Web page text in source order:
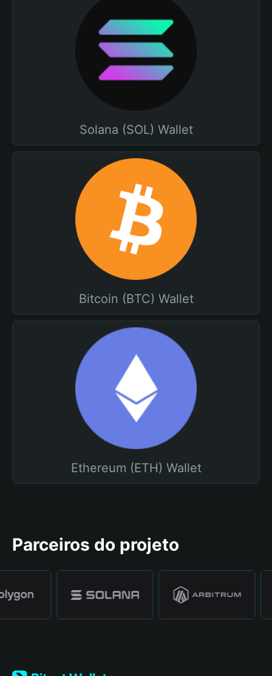
Solana (SOL) Wallet
Bitcoin (BTC) Wallet
Ethereum (ETH) Wallet
Parceiros do projeto